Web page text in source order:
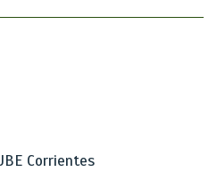
Corrientes